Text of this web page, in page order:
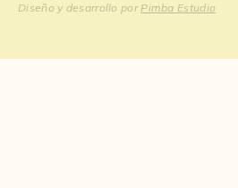
Diseño y desarrollo por Pimba Estudio